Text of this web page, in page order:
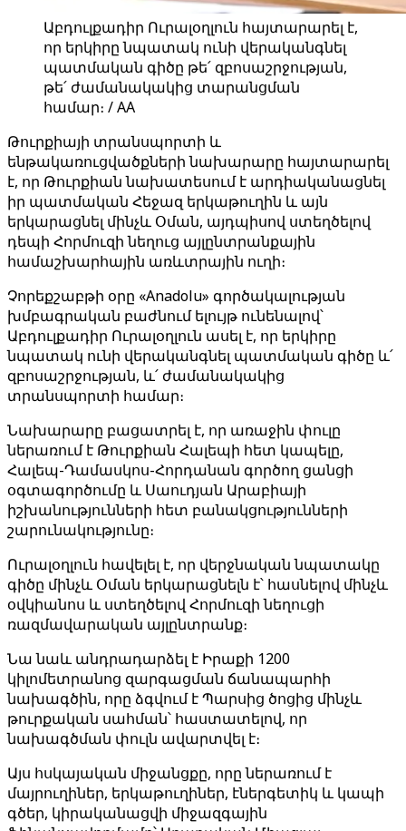
Աբդուլքադիր Ուրալօղլուն հայտարարել է,
որ երկիրը նպատակ ունի վերականգնել
պատմական գիծը թե՛ զբոսաշրջության,
թե՛ ժամանակակից տարանցման
համար։ / AA
Թուրքիայի տրանսպորտի և
ենթակառուցվածքների նախարարը հայտարարել
է, որ Թուրքիան նախատեսում է արդիականացնել
իր պատմական Հեջազ երկաթուղին և այն
երկարացնել մինչև Օման, այդպիսով ստեղծելով
դեպի Հորմուզի նեղուց այլընտրանքային
համաշխարհային առևտրային ուղի։
Չորեքշաբթի օրը «Anadolu» գործակալության
խմբագրական բաժնում ելույթ ունենալով՝
Աբդուլքադիր Ուրալօղլուն ասել է, որ երկիրը
նպատակ ունի վերականգնել պատմական գիծը և՛
զբոսաշրջության, և՛ ժամանակակից
տրանսպորտի համար։
Նախարարը բացատրել է, որ առաջին փուլը
ներառում է Թուրքիան Հալեպի հետ կապելը,
Հալեպ-Դամասկոս-Հորդանան գործող ցանցի
օգտագործումը և Սաուդյան Արաբիայի
իշխանությունների հետ բանակցությունների
շարունակությունը։
Ուրալօղլուն հավելել է, որ վերջնական նպատակը
գիծը մինչև Օման երկարացնելն է՝ հասնելով մինչև
օվկիանոս և ստեղծելով Հորմուզի նեղուցի
ռազմավարական այլընտրանք։
Նա նաև անդրադարձել է Իրաքի 1200
կիլոմետրանոց զարգացման ճանապարհի
նախագծին, որը ձգվում է Պարսից ծոցից մինչև
թուրքական սահման՝ հաստատելով, որ
նախագծման փուլն ավարտվել է։
Այս հսկայական միջանցքը, որը ներառում է
մայրուղիներ, երկաթուղիներ, էներգետիկ և կապի
գծեր, կիրականացվի միջազգային